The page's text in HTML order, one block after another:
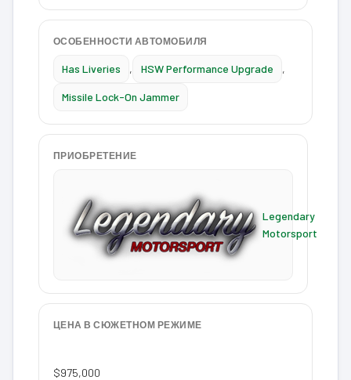
ОСОБЕННОСТИ АВТОМОБИЛЯ
Has Liveries , HSW Performance Upgrade ,
Missile Lock-On Jammer
ПРИОБРЕТЕНИЕ
Legendary
Motorsport
ЦЕНА В СЮЖЕТНОМ РЕЖИМЕ
$975,000